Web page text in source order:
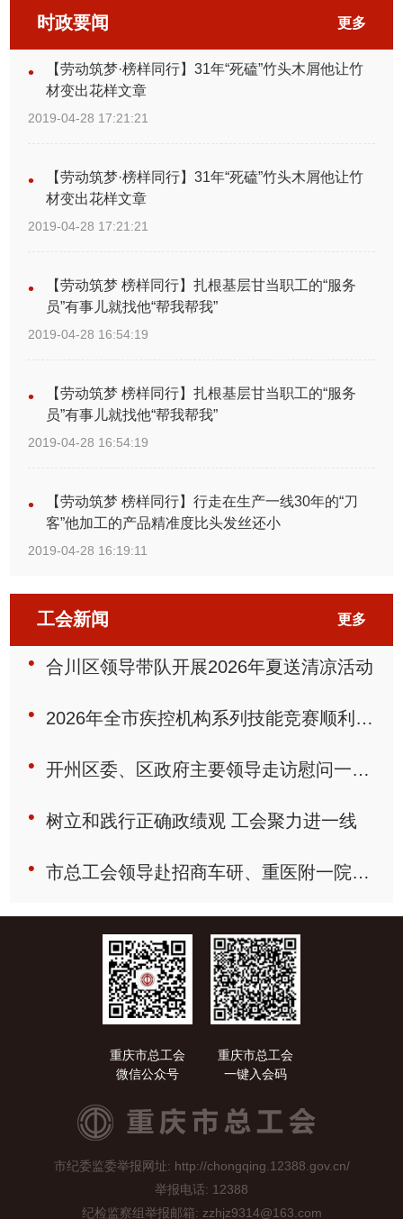
被撒销，工会停止活动。1973年，工会组织开始整建、恢
复工作。1978年10月，市总工会召开出席中国工会“九
大”代表汇报大会，标志重庆工运和工会工作进入改革开放
和社会主义现代化建设新时期。1997年6月，重庆市直
式启动重庆工会改革试点工作。
时政要闻 更多
【劳动筑梦·榜样同行】31年“死磕”竹头木屑他让竹
材变出花样文章
2019-04-28 17:21:21
【劳动筑梦·榜样同行】31年“死磕”竹头木屑他让竹
材变出花样文章
2019-04-28 17:21:21
【劳动筑梦 榜样同行】扎根基层甘当职工的“服务
员”有事儿就找他“帮我帮我”
2019-04-28 16:54:19
【劳动筑梦 榜样同行】扎根基层甘当职工的“服务
员”有事儿就找他“帮我帮我”
2019-04-28 16:54:19
【劳动筑梦 榜样同行】行走在生产一线30年的“刀
客”他加工的产品精准度比头发丝还小
2019-04-28 16:19:11
工会新闻 更多
合川区领导带队开展2026年夏送清凉活动
2026年全市疾控机构系列技能竞赛顺利举办
开州区委、区政府主要领导走访慰问一线职工
树立和践行正确政绩观 工会聚力进一线
市总工会领导赴招商车研、重医附一院开展“送清凉”慰问活动
重庆市总工会
微信公众号
重庆市总工会
一键入会码
市纪委监委举报网址: http://chongqing.12388.gov.cn/
举报电话: 12388
纪检监察组举报邮箱: zzhjz9314@163.com